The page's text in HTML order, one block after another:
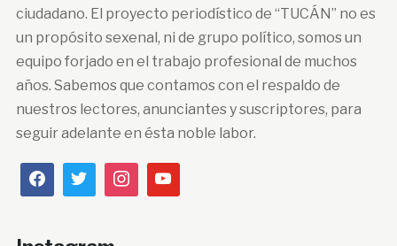
ciudadano. El proyecto periodístico de “TUCÁN” no es
un propósito sexenal, ni de grupo político, somos un
equipo forjado en el trabajo profesional de muchos
años. Sabemos que contamos con el respaldo de
nuestros lectores, anunciantes y suscriptores, para
seguir adelante en ésta noble labor.